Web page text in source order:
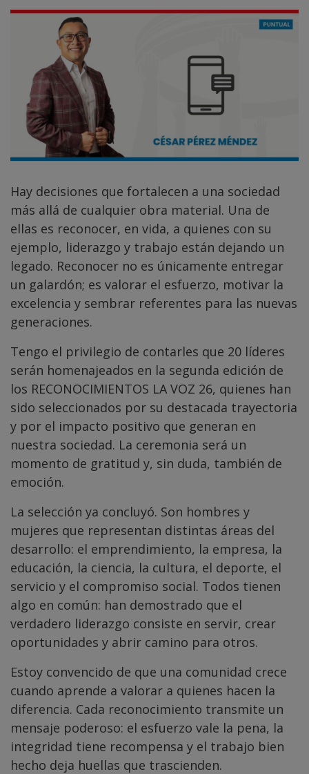
Hay decisiones que fortalecen a una sociedad
más allá de cualquier obra material. Una de
ellas es reconocer, en vida, a quienes con su
ejemplo, liderazgo y trabajo están dejando un
legado. Reconocer no es únicamente entregar
un galardón; es valorar el esfuerzo, motivar la
excelencia y sembrar referentes para las nuevas
generaciones.
Tengo el privilegio de contarles que 20 líderes
serán homenajeados en la segunda edición de
los RECONOCIMIENTOS LA VOZ 26, quienes han
sido seleccionados por su destacada trayectoria
y por el impacto positivo que generan en
nuestra sociedad. La ceremonia será un
momento de gratitud y, sin duda, también de
emoción.
La selección ya concluyó. Son hombres y
mujeres que representan distintas áreas del
desarrollo: el emprendimiento, la empresa, la
educación, la ciencia, la cultura, el deporte, el
servicio y el compromiso social. Todos tienen
algo en común: han demostrado que el
verdadero liderazgo consiste en servir, crear
oportunidades y abrir camino para otros.
Estoy convencido de que una comunidad crece
cuando aprende a valorar a quienes hacen la
diferencia. Cada reconocimiento transmite un
mensaje poderoso: el esfuerzo vale la pena, la
integridad tiene recompensa y el trabajo bien
hecho deja huellas que trascienden.